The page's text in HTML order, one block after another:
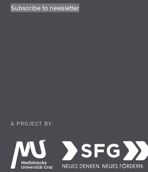
Subscribe to newsletter
A PROJECT BY: